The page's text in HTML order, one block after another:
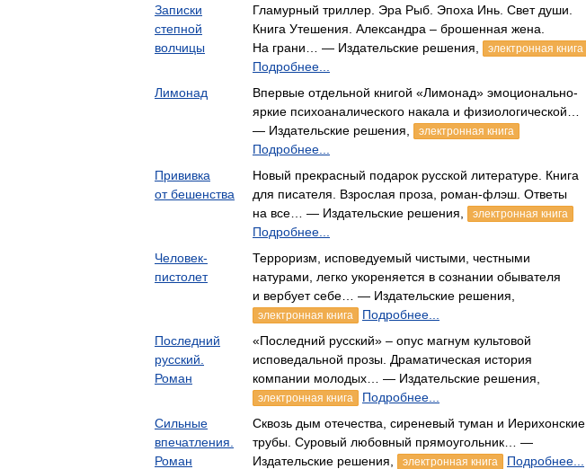
Записки
степной
волчицы
Гламурный триллер. Эра Рыб. Эпоха Инь. Свет души.
Книга Утешения. Александра – брошенная жена.
На грани… — Издательские решения,
электронная книга
Подробнее...
Лимонад
Впервые отдельной книгой «Лимонад» эмоционально-
яркие психоаналического накала и физиологической…
— Издательские решения,
электронная книга
Подробнее...
Прививка
от бешенства
Новый прекрасный подарок русской литературе. Книга
для писателя. Взрослая проза, роман-флэш. Ответы
на все… — Издательские решения,
электронная книга
Подробнее...
Человек-
пистолет
Терроризм, исповедуемый чистыми, честными
натурами, легко укореняется в сознании обывателя
и вербует себе… — Издательские решения,
электронная книга Подробнее...
Последний
русский.
Роман
«Последний русский» – опус магнум культовой
исповедальной прозы. Драматическая история
компании молодых… — Издательские решения,
электронная книга Подробнее...
Сильные
впечатления.
Роман
Сквозь дым отечества, сиреневый туман и Иерихонские
трубы. Суровый любовный прямоугольник… —
Издательские решения,
электронная книга Подробнее...